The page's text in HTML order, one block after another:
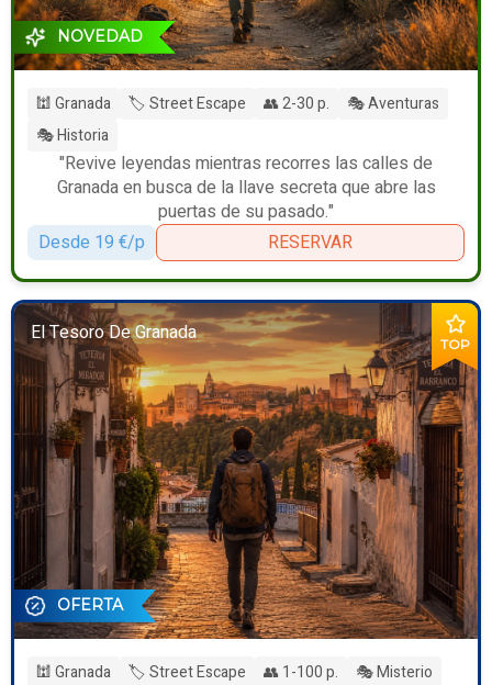
NOVEDAD
🕍 Granada 🏷️ Street Escape 👥 2-30 p.
🎭 Aventuras
🎭 Historia
"Revive leyendas mientras recorres las calles de
Granada en busca de la llave secreta que abre las
puertas de su pasado."
Desde 19 €/p
RESERVAR
TOP
El Tesoro De Granada
OFERTA
🕍 Granada 🏷️ Street Escape 👥 1-100 p.
🎭 Misterio